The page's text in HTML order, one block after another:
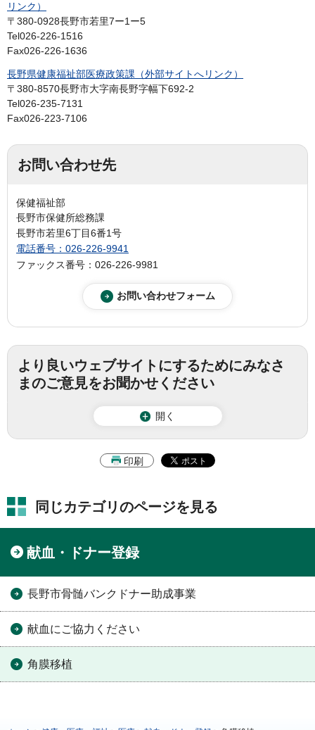
リンク）
〒380-0928長野市若里7ー1ー5
Tel026-226-1516
Fax026-226-1636
長野県健康福祉部医療政策課（外部サイトへリンク）
〒380-8570長野市大字南長野字幅下692-2
Tel026-235-7131
Fax026-223-7106
お問い合わせ先
保健福祉部
長野市保健所総務課
長野市若里6丁目6番1号
電話番号：026-226-9941
ファックス番号：026-226-9981
より良いウェブサイトにするためにみなさ
まのご意見をお聞かせください
開く
印刷
同じカテゴリのページを見る
献血・ドナー登録
長野市骨髄バンクドナー助成事業
献血にご協力ください
角膜移植